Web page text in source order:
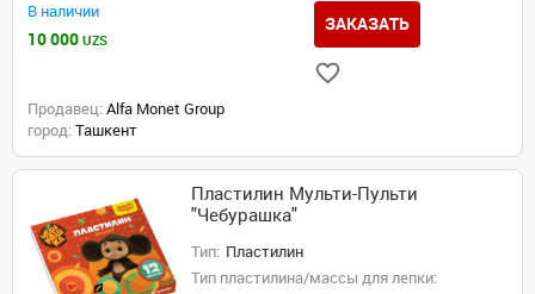
В наличии
10 000 UZS
ЗАКАЗАТЬ
Продавец: Alfa Monet Group
город: Ташкент
Пластилин Мульти-Пульти
"Чебурашка"
Тип: Пластилин
Тип пластилина/массы для лепки: